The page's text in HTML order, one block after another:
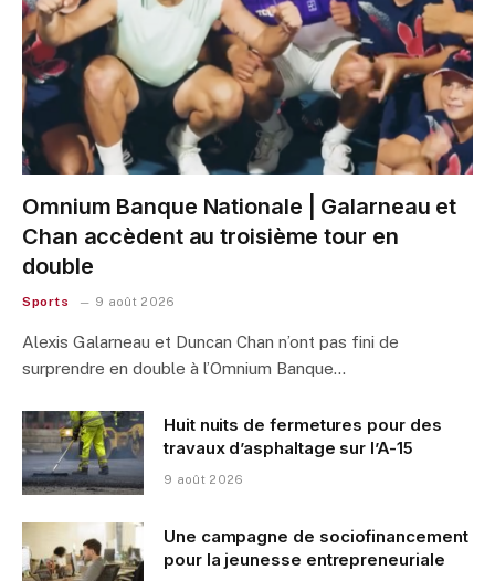
Omnium Banque Nationale | Galarneau et
Chan accèdent au troisième tour en
double
Sports 9 août 2026
Alexis Galarneau et Duncan Chan n’ont pas fini de
surprendre en double à l’Omnium Banque…
Huit nuits de fermetures pour des
travaux d’asphaltage sur l’A-15
9 août 2026
Une campagne de sociofinancement
pour la jeunesse entrepreneuriale